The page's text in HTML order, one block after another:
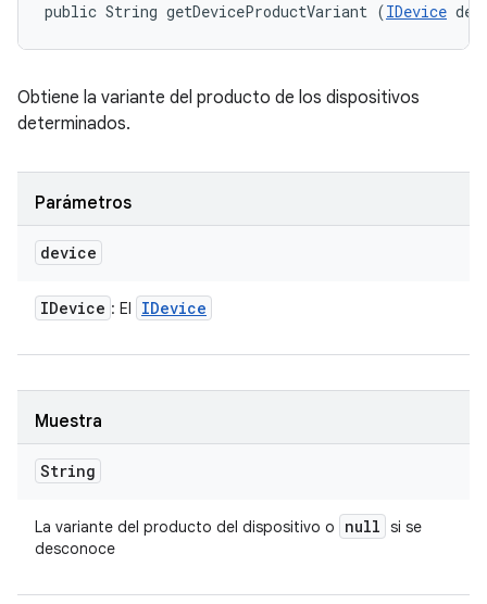
public String getDeviceProductVariant (IDevice
Obtiene la variante del producto de los dispositivos
determinados.
Parámetros
device
IDevice : El IDevice
Muestra
String
La variante del producto del dispositivo o null si se
desconoce